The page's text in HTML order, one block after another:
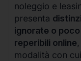
noleggio e
presenta
ignorate o
reperibili online
modalità con